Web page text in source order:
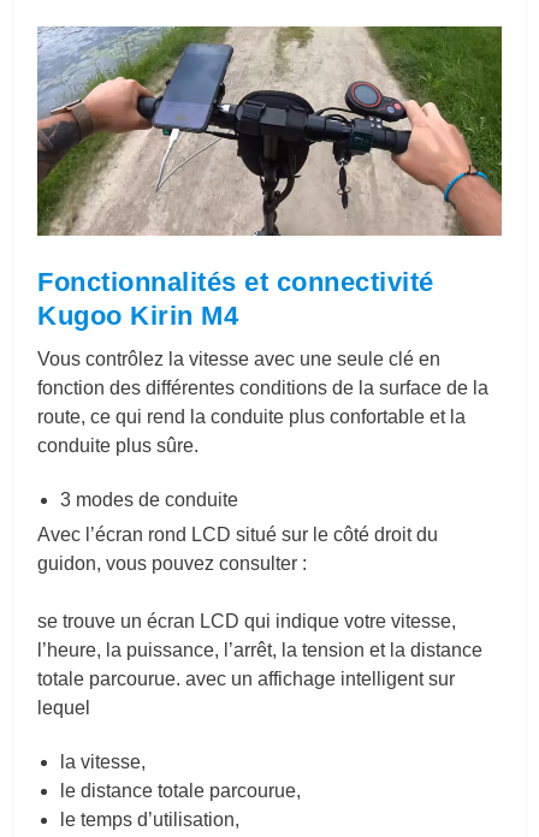
Fonctionnalités et connectivité
Kugoo Kirin M4
Vous contrôlez la vitesse avec une seule clé en
fonction des différentes conditions de la surface de la
route, ce qui rend la conduite plus confortable et la
conduite plus sûre.
3 modes de conduite
Avec l’écran rond LCD situé sur le côté droit du
guidon, vous pouvez consulter :
se trouve un écran LCD qui indique votre vitesse,
l’heure, la puissance, l’arrêt, la tension et la distance
totale parcourue. avec un affichage intelligent sur
lequel
la vitesse,
le distance totale parcourue,
le temps d’utilisation,